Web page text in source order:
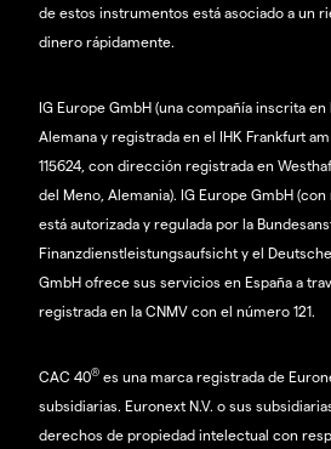
de estos instrumentos está asociado a un
dinero rápidamente.
IG Europe GmbH (una compañía inscrita en
Alemana y registrada en el IHK Frankfurt
115624, con dirección registrada en
del Meno, Alemania). IG Europe GmbH
está autorizada y regulada por la
Finanzdienstleistungsaufsicht y el
GmbH ofrece sus servicios en España a
registrada en la CNMV con el número 121.
CAC 40® es una marca registrada de
subsidiarias. Euronext N.V. o sus
derechos de propiedad intelectual con